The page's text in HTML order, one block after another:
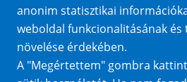
Adatvédelem
Közérdekű adatok
anonim statisztikai
weboldal funkcionalitásának
növelése érdekében.
A "Megértettem" gombra